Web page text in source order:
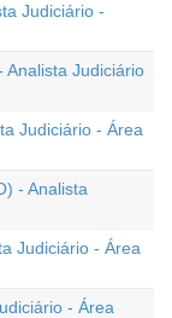
Judiciário -
Analista Judiciário
Judiciário - Área
- Analista
Judiciário - Área
- Área